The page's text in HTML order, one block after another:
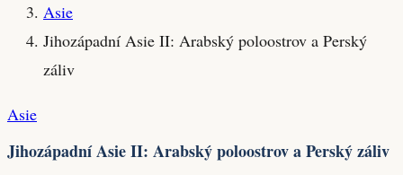
Asie
Jihozápadní Asie II: Arabský poloostrov a Perský
záliv
Asie
Jihozápadní Asie II: Arabský poloostrov a Perský záliv